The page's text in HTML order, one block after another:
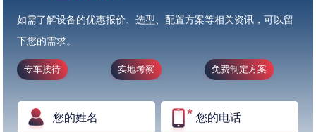
如需了解设备的优惠报价、选型、配置方案等相关资讯，可以留
下您的需求。
专车接待 实地考察 免费制定方案